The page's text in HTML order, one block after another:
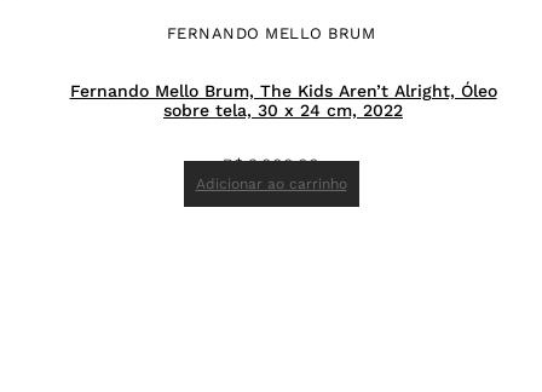
FERNANDO MELLO BRUM
Fernando Mello Brum, The Kids Aren’t Alright, Óleo
sobre tela, 30 x 24 cm, 2022
R$3.000,00
Adicionar ao carrinho